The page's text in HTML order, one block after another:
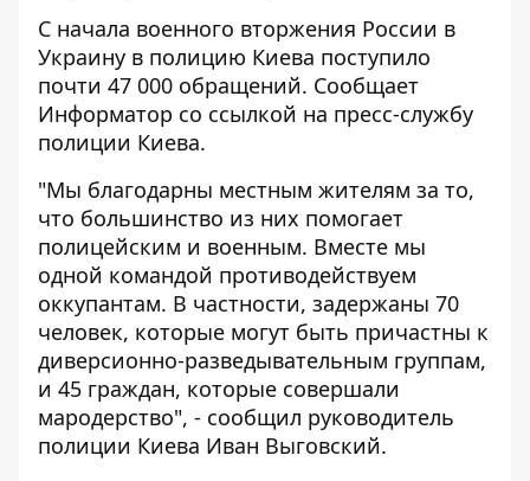
С начала военного вторжения России в
Украину в полицию Киева поступило
почти 47 000 обращений. Сообщает
Информатор со ссылкой на пресс-службу
полиции Киева.
"Мы благодарны местным жителям за то,
что большинство из них помогает
полицейским и военным. Вместе мы
одной командой противодействуем
оккупантам. В частности, задержаны 70
человек, которые могут быть причастны к
диверсионно-разведывательным группам,
и 45 граждан, которые совершали
мародерство", - сообщил руководитель
полиции Киева Иван Выговский.